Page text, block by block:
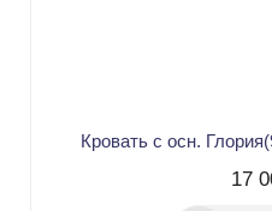
Кровать с осн.
17